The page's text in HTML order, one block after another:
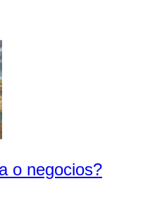
o negocios?